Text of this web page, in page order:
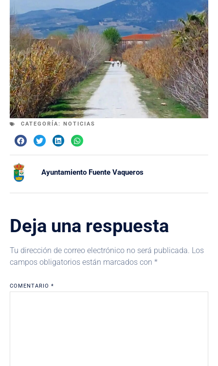
CATEGORÍA: NOTICIAS
Ayuntamiento Fuente Vaqueros
Deja una respuesta
Tu dirección de correo electrónico no será publicada. Los
campos obligatorios están marcados con *
COMENTARIO *